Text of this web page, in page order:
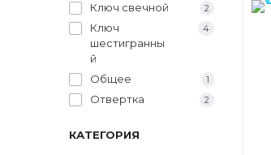
Ключ свечной 2
Ключ
шестигранны
й
4
Общее 1
Отвертка 2
КАТЕГОРИЯ